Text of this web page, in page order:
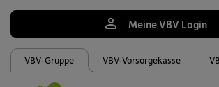
VBV-Gruppe VBV-Vorsorgekasse
Meine VBV Login